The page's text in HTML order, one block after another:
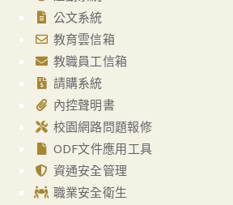
公文系統
教育雲信箱
教職員工信箱
請購系統
內控聲明書
校園網路問題報修
ODF文件應用工具
資通安全管理
職業安全衛生